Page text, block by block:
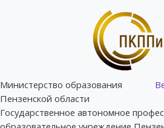
Министерство образования
Пензенской области
Государственное автономное